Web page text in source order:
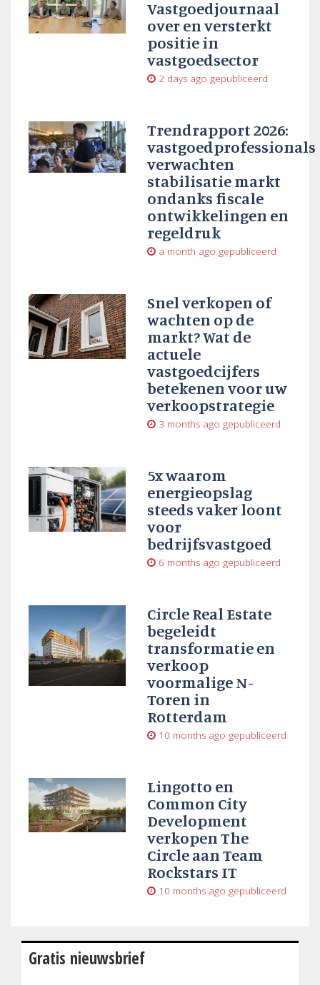
Vastgoedjournaal
over en versterkt
positie in
vastgoedsector
2 days ago gepubliceerd
Trendrapport 2026:
vastgoedprofessionals
verwachten
stabilisatie markt
ondanks fiscale
ontwikkelingen en
regeldruk
a month ago gepubliceerd
Snel verkopen of
wachten op de
markt? Wat de
actuele
vastgoedcijfers
betekenen voor uw
verkoopstrategie
3 months ago gepubliceerd
5x waarom
energieopslag
steeds vaker loont
voor
bedrijfsvastgoed
6 months ago gepubliceerd
Circle Real Estate
begeleidt
transformatie en
verkoop
voormalige N-
Toren in
Rotterdam
10 months ago gepubliceerd
Lingotto en
Common City
Development
verkopen The
Circle aan Team
Rockstars IT
10 months ago gepubliceerd
Gratis nieuwsbrief